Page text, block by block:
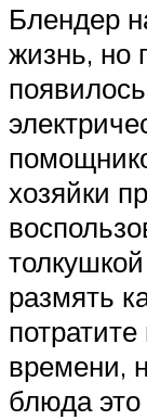
Блендер
жизнь, но
хозяйки
размять
времени,
блюда это